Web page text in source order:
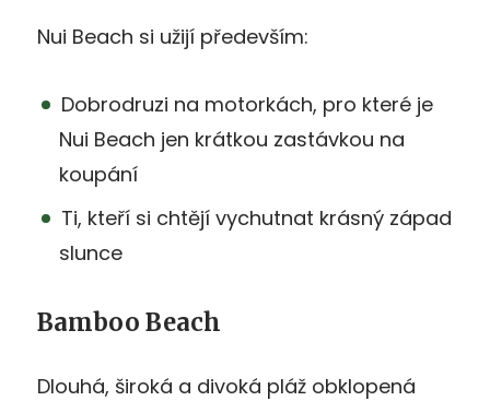
Nui Beach si užijí především:
Dobrodruzi na motorkách, pro které je
Nui Beach jen krátkou zastávkou na
koupání
Ti, kteří si chtějí vychutnat krásný západ
slunce
Bamboo Beach
Dlouhá, široká a divoká pláž obklopená